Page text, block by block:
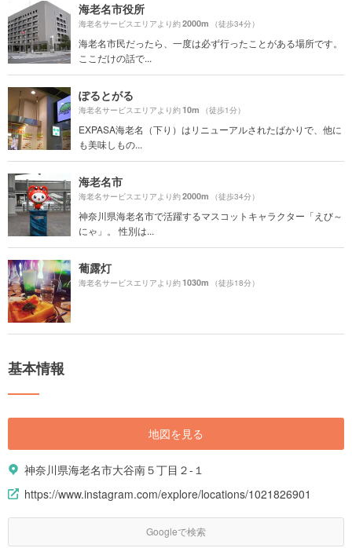
海老名市役所
海老名サービスエリアより約2000m （徒歩34分）
海老名市民だったら、一度は必ず行ったことがある場所です。
ここだけの話で...
ぽるとがる
海老名サービスエリアより約10m （徒歩1分）
EXPASA海老名（下り）はリニューアルされたばかりで、他に
も美味しもの...
海老名市
海老名サービスエリアより約2000m （徒歩34分）
神奈川県海老名市で活躍するマスコットキャラクター「えび～
にゃ」。 性別は...
葡露灯
海老名サービスエリアより約1030m （徒歩18分）
基本情報
地図を見る
神奈川県海老名市大谷南５丁目２-１
https://www.instagram.com/explore/locations/1021826901
Googleで検索